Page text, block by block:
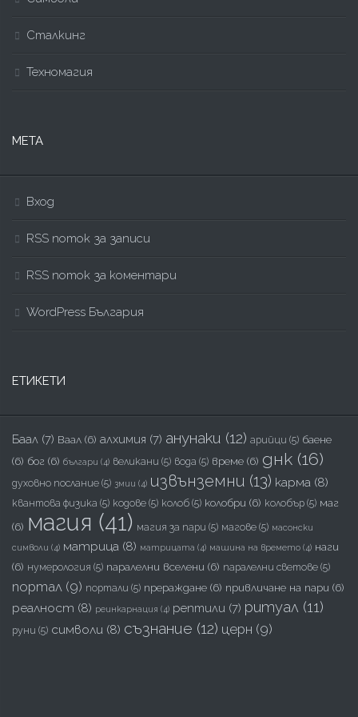
Сталкинг
Техномагия
МЕТА
Вход
RSS поток за записи
RSS поток за коментари
WordPress България
ЕТИКЕТИ
Баал (7) Ваал (6) алхимия (7) анунаки (12) арийци (5) баене
(6) бог (6) българи (4) великани (5) вода (5) време (6) днк (16)
духовно послание (5) змии (4) извънземни (13) карма (8)
квантова физика (5) кодове (5) колоб (5) колобри (6) колобър (5) маг
(6) магия (41) магия за пари (5) магове (5) масонски
символи (4) матрица (8) матрицата (4) машина на времето (4) наги
(6) нумерология (5) паралелни вселени (6) паралелни светове (5)
портал (9) портали (5) прераждане (6) привличане на пари (6)
реалност (8) реинкарнация (4) рептили (7) ритуал (11)
руни (5) символи (8) съзнание (12) церн (9)